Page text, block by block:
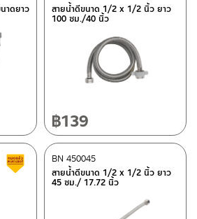
เทพฯ
แขวงบางโพงพาง เขตยานนาวา กรุงเทพฯ
075-8668 / 091-545-0556
ยงใหม่
.8 ต.สันปูเลย อ.ดอยสะเก็ด เชียงใหม่
>>คลิกที่นี่<<
คลิกที่นี่<<
Sales Staff
Us
าดยาว สายน้ำดีขนาด 1/2 x 1/2 นิ้ว ยาว
100 ซม./40 นิ้ว
฿139
สินค้าลดราคา เคลียร์สต็อก
สายน้ำดีขนาด 1/2 x 1/2 นิ้ว ยาว
45 ซม./ 17.72 นิ้ว
BN 450045